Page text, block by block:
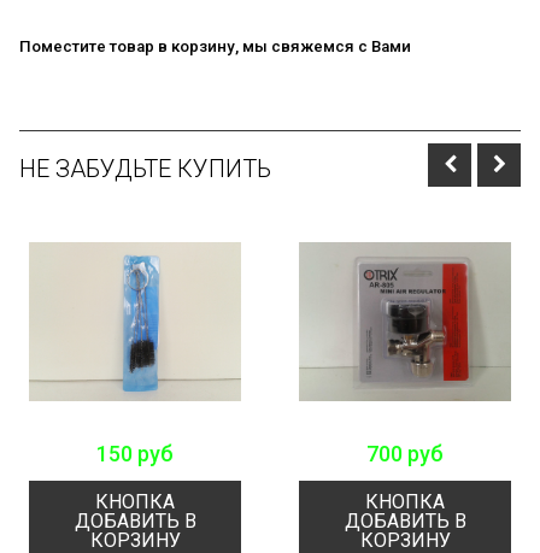
Поместите товар в корзину, мы свяжемся с Вами
НЕ ЗАБУДЬТЕ КУПИТЬ
150 руб
КНОПКА
ДОБАВИТЬ В
КОРЗИНУ
700 руб
КНОПКА
ДОБАВИТЬ В
КОРЗИНУ